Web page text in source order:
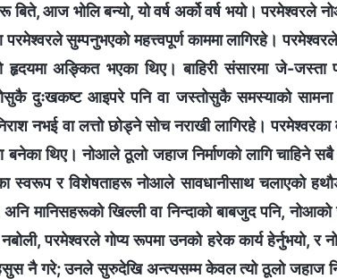
बिते, आज भोलि बन्यो, यो वर्ष अर्को वर्ष भयो। परमेश्‍वरले
सुम्पनुभएको महत्त्वपूर्ण काममा लागिरहे।
अङ्कित भएका थिए। बाहिरी संसारमा जे-जस्ता
दुःखकष्ट आइपरे पनि वा जस्तोसुकै समस्याको सामना
नभई वा लत्तो छोड्ने सोच नराखी लागिरहे।
थिए। नोआले ठूलो जहाज निर्माणको लागि चाहिने सबै
स्वरूप र विशेषताहरू नोआले सावधानीसाथ चलाएको
अनि मानिसहरूको खिल्ली वा निन्दाको बाबजुद पनि,
परमेश्‍वरले गोप्य रूपमा उनको हरेक कार्य हेर्नुभयो,
नै गरे; उनले सुरुदेखि अन्त्यसम्म केवल त्यो ठूलो जहाज